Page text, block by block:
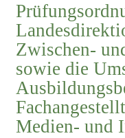
Zwischen-
sowie die
Medien- und